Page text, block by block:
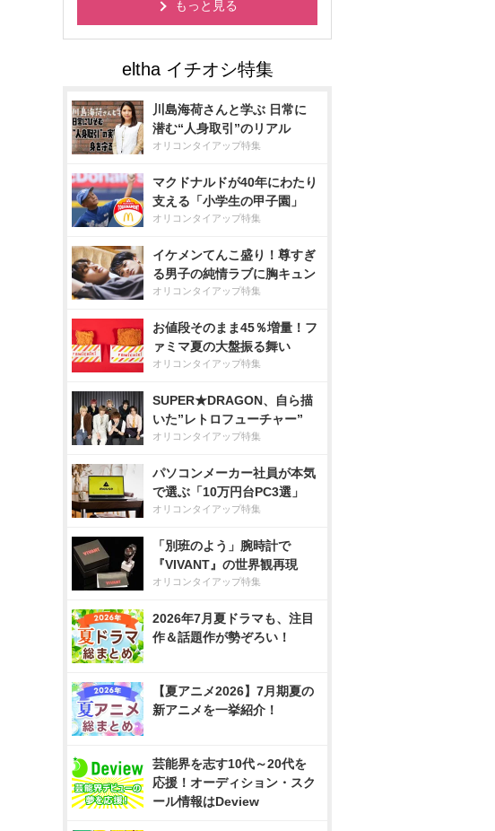
もっと見る
川島海荷さんと学ぶ 日常に
潜む“人身取引”のリアル
オリコンタイアップ特集
マクドナルドが40年にわたり
支える「小学生の甲子園」
オリコンタイアップ特集
イケメンてんこ盛り！尊すぎ
る男子の純情ラブに胸キュン
オリコンタイアップ特集
お値段そのまま45％増量！フ
ァミマ夏の大盤振る舞い
オリコンタイアップ特集
SUPER★DRAGON、自ら描
いた”レトロフューチャー”
オリコンタイアップ特集
パソコンメーカー社員が本気
で選ぶ「10万円台PC3選」
オリコンタイアップ特集
「別班のよう」腕時計で
『VIVANT』の世界観再現
オリコンタイアップ特集
2026年7月夏ドラマも、注目
作＆話題作が勢ぞろい！
【夏アニメ2026】7月期夏の
新アニメを一挙紹介！
芸能界を志す10代～20代を
応援！オーディション・スク
ール情報はDeview